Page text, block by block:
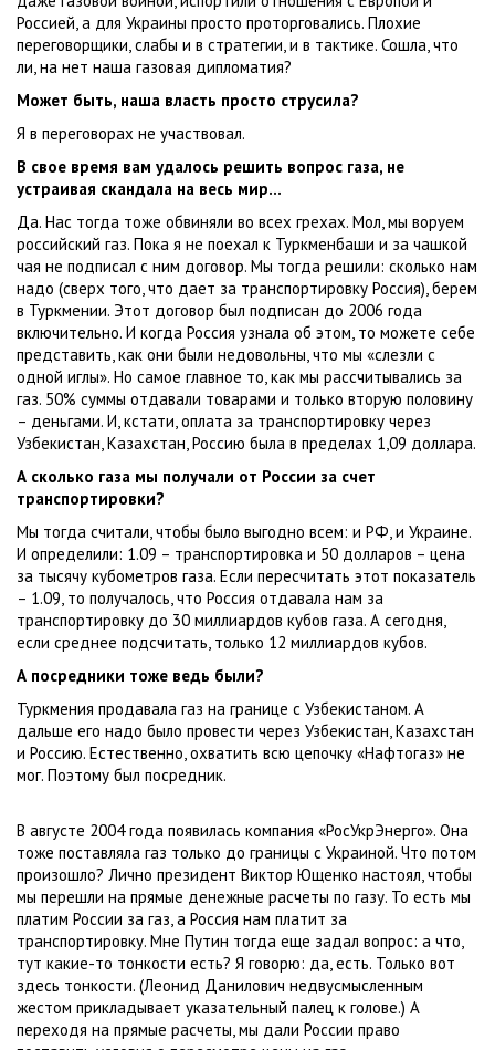
Россией, а для Украины просто проторговались. Плохие
переговорщики, слабы и в стратегии, и в тактике. Сошла, что
ли, на нет наша газовая дипломатия?
Может быть, наша власть просто струсила?
Я в переговорах не участвовал.
В свое время вам удалось решить вопрос газа, не
устраивая скандала на весь мир…
Да. Нас тогда тоже обвиняли во всех грехах. Мол, мы воруем
российский газ. Пока я не поехал к Туркменбаши и за чашкой
чая не подписал с ним договор. Мы тогда решили: сколько нам
надо (сверх того, что дает за транспортировку Россия), берем
в Туркмении. Этот договор был подписан до 2006 года
включительно. И когда Россия узнала об этом, то можете себе
представить, как они были недовольны, что мы «слезли с
одной иглы». Но самое главное то, как мы рассчитывались за
газ. 50% суммы отдавали товарами и только вторую половину
– деньгами. И, кстати, оплата за транспортировку через
Узбекистан, Казахстан, Россию была в пределах 1,09 доллара.
А сколько газа мы получали от России за счет
транспортировки?
Мы тогда считали, чтобы было выгодно всем: и РФ, и Украине.
И определили: 1.09 – транспортировка и 50 долларов – цена
за тысячу кубометров газа. Если пересчитать этот показатель
– 1.09, то получалось, что Россия отдавала нам за
транспортировку до 30 миллиардов кубов газа. А сегодня,
если среднее подсчитать, только 12 миллиардов кубов.
А посредники тоже ведь были?
Туркмения продавала газ на границе с Узбекистаном. А
дальше его надо было провести через Узбекистан, Казахстан
и Россию. Естественно, охватить всю цепочку «Нафтогаз» не
мог. Поэтому был посредник.
В августе 2004 года появилась компания «РосУкрЭнерго». Она
тоже поставляла газ только до границы с Украиной. Что потом
произошло? Лично президент Виктор Ющенко настоял, чтобы
мы перешли на прямые денежные расчеты по газу. То есть мы
платим России за газ, а Россия нам платит за
транспортировку. Мне Путин тогда еще задал вопрос: а что,
тут какие-то тонкости есть? Я говорю: да, есть. Только вот
здесь тонкости. (Леонид Данилович недвусмысленным
жестом прикладывает указательный палец к голове.) А
переходя на прямые расчеты, мы дали России право